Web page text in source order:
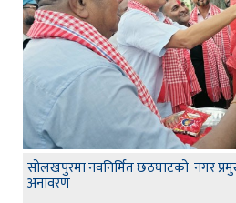
सोलखपुरमा नवनिर्मित छठघाटको नगर
अनावरण